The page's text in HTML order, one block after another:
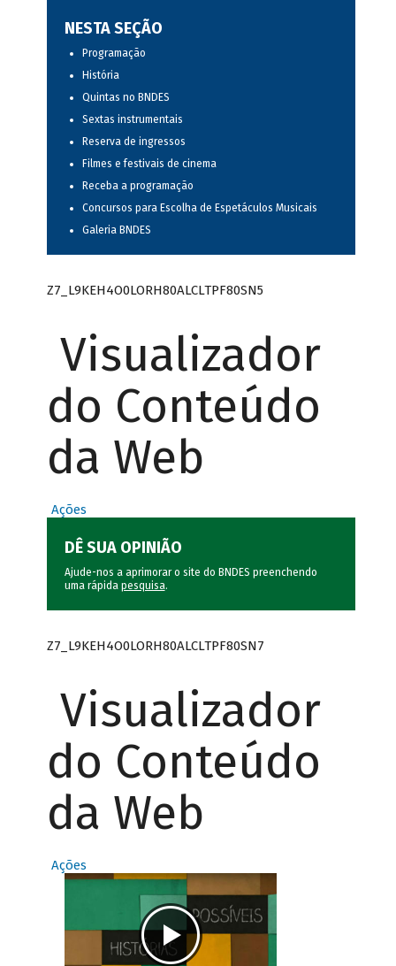
NESTA SEÇÃO
Programação
História
Quintas no BNDES
Sextas instrumentais
Reserva de ingressos
Filmes e festivais de cinema
Receba a programação
Concursos para Escolha de Espetáculos Musicais
Galeria BNDES
Z7_L9KEH4O0LORH80ALCLTPF80SN5
Visualizador
do Conteúdo
da Web
Ações
DÊ SUA OPINIÃO
Ajude-nos a aprimorar o site do BNDES preenchendo
uma rápida pesquisa.
Z7_L9KEH4O0LORH80ALCLTPF80SN7
Visualizador
do Conteúdo
da Web
Ações